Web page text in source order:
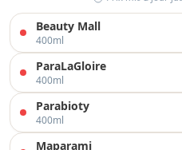
Beauty Mall
400ml
ParaLaGloire
400ml
Parabioty
400ml
Maparami